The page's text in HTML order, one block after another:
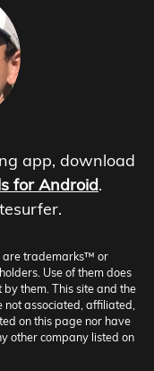
app, download
for Android.
are trademarks™ or
Use of them does
them. This site and the
associated, affiliated,
on this page nor have
other company listed on